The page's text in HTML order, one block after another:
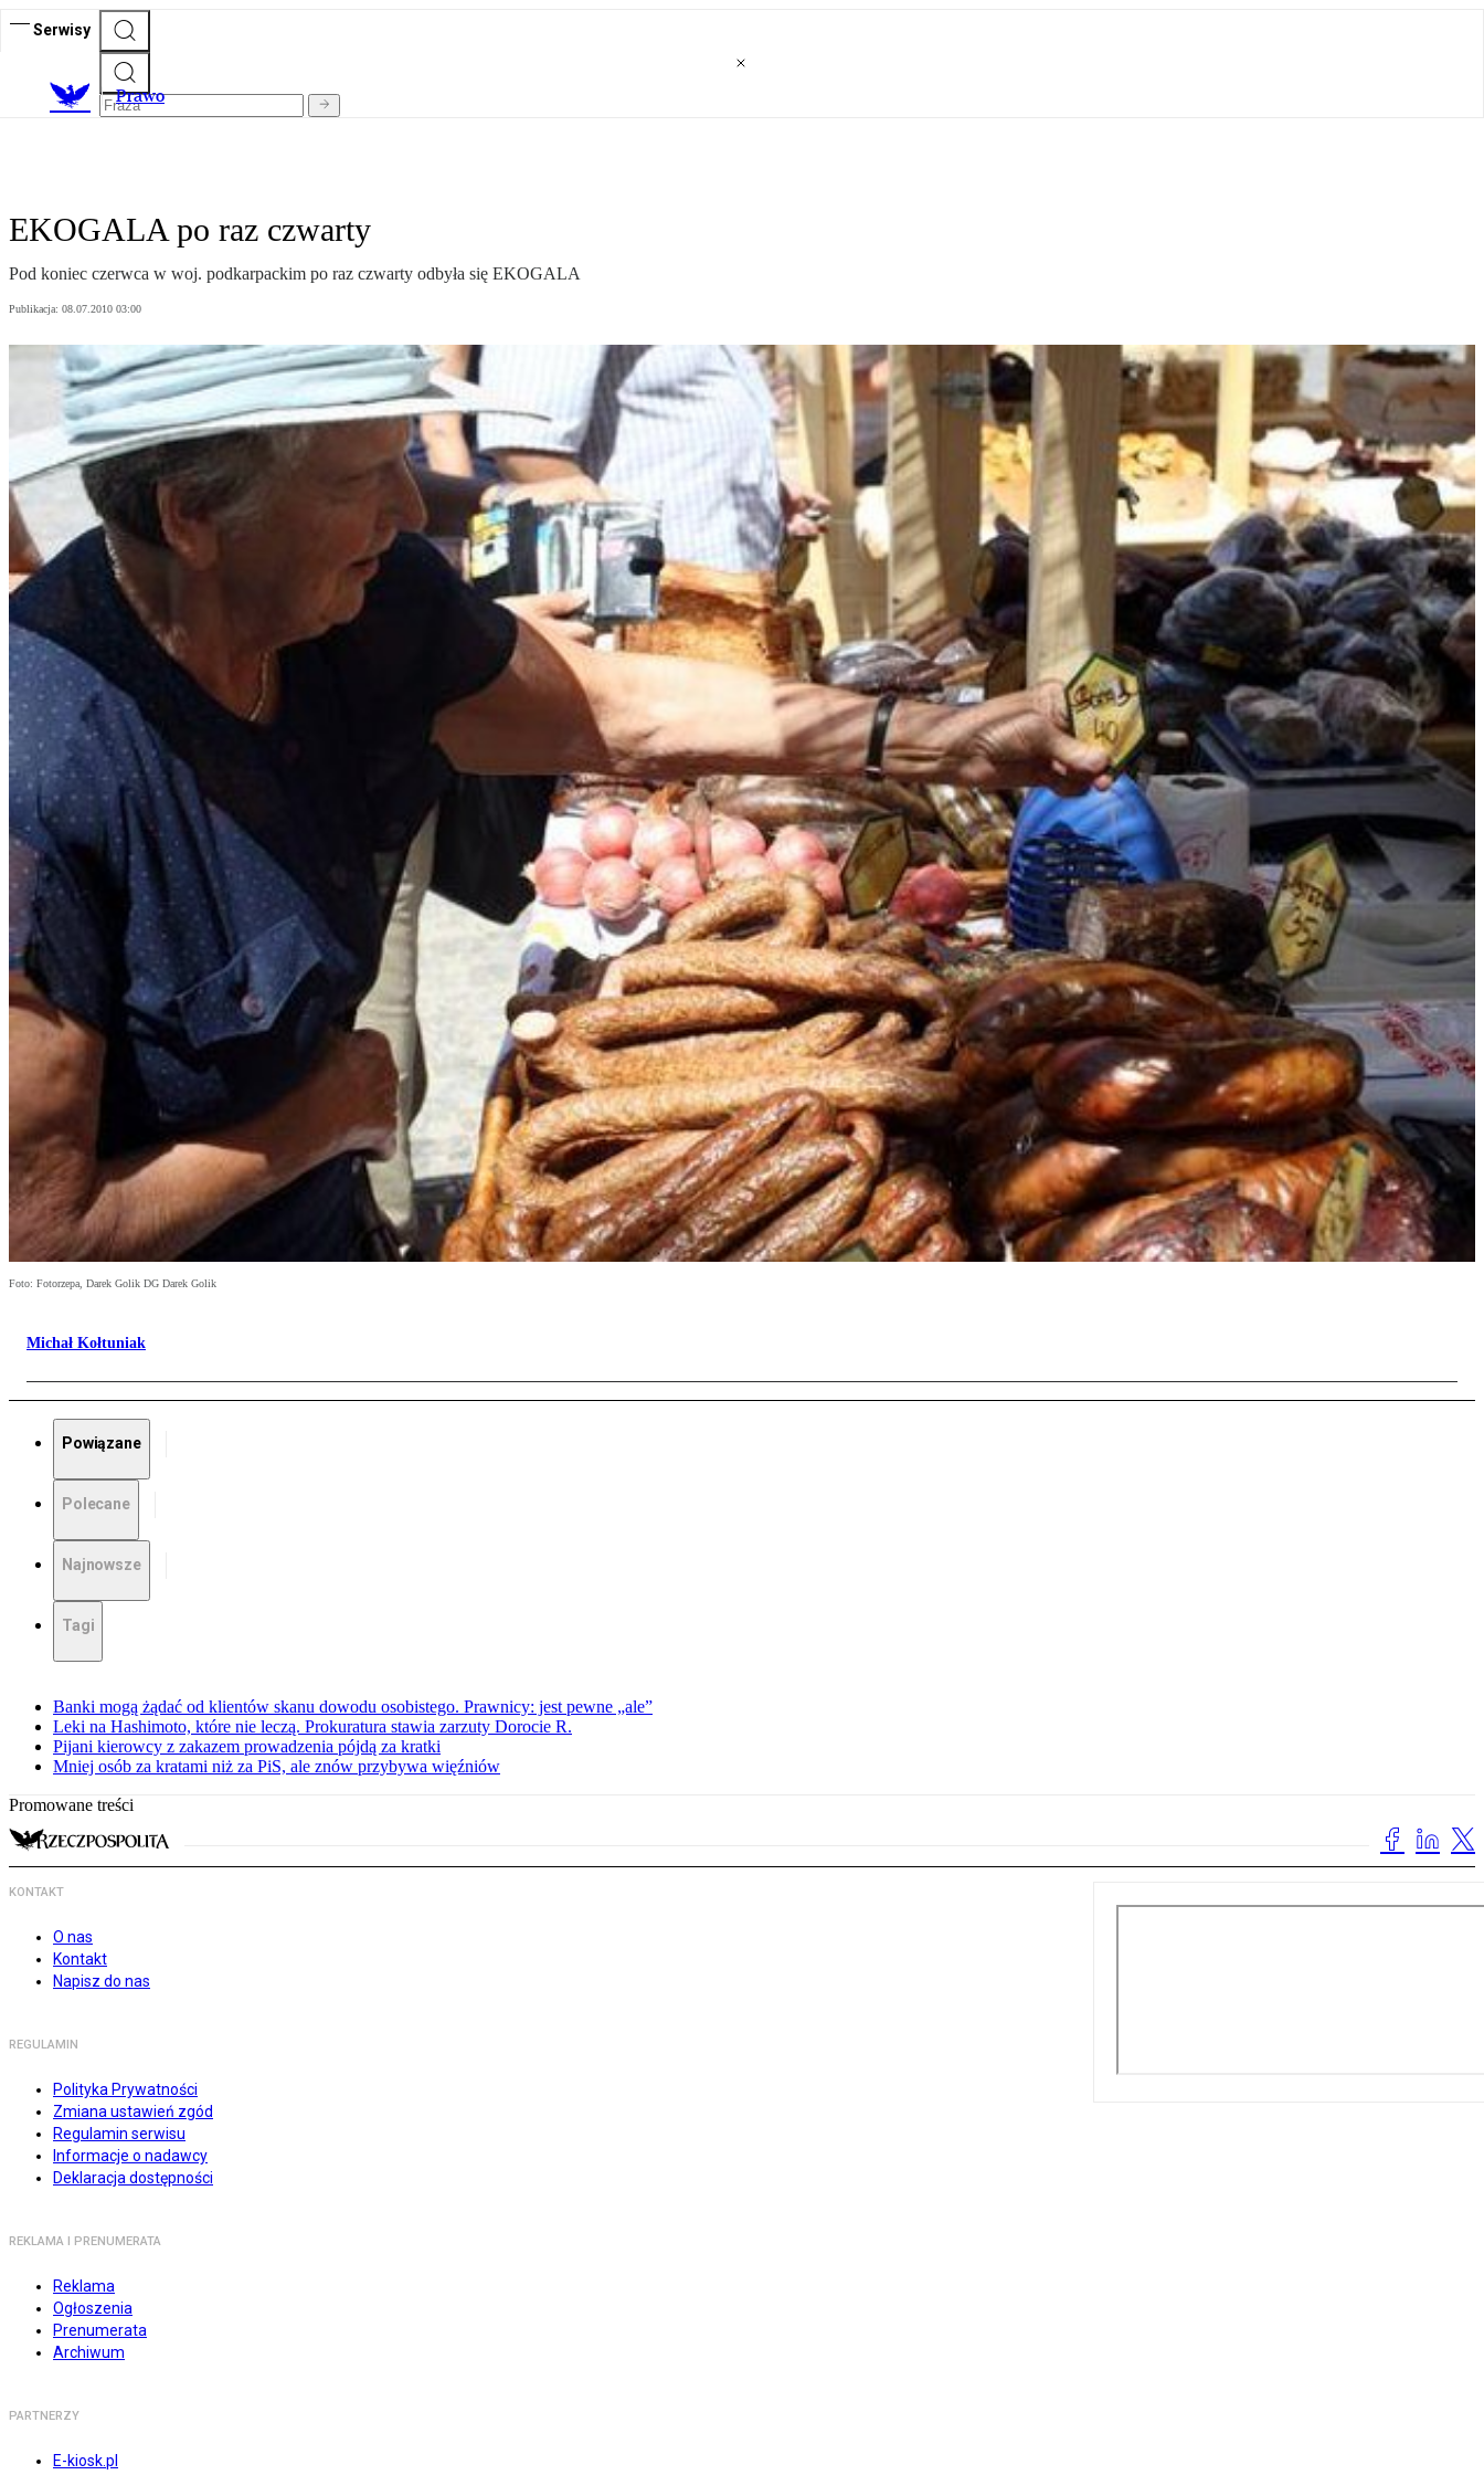
Serwisy
Prawo
EKOGALA po raz czwarty
Pod koniec czerwca w woj. podkarpackim po raz czwarty odbyła się EKOGALA
Publikacja: 08.07.2010 03:00
Foto: Fotorzepa, Darek Golik DG Darek Golik
Michał Kołtuniak
Powiązane
Polecane
Najnowsze
Tagi
Banki mogą żądać od klientów skanu dowodu osobistego. Prawnicy: jest pewne „ale”
Leki na Hashimoto, które nie leczą. Prokuratura stawia zarzuty Dorocie R.
Pijani kierowcy z zakazem prowadzenia pójdą za kratki
Mniej osób za kratami niż za PiS, ale znów przybywa więźniów
Promowane treści
KONTAKT
O nas
Kontakt
Napisz do nas
REGULAMIN
Polityka Prywatności
Zmiana ustawień zgód
Regulamin serwisu
Informacje o nadawcy
Deklaracja dostępności
REKLAMA I PRENUMERATA
Reklama
Ogłoszenia
Prenumerata
Archiwum
PARTNERZY
E-kiosk.pl